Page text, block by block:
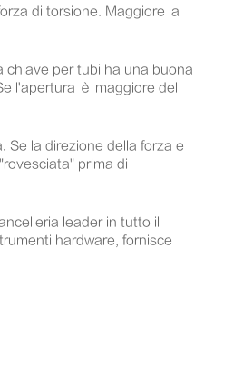
di torsione. Maggiore la
chiave per tubi ha una buona
l'apertura è maggiore del
Se la direzione della forza e
prima di
leader in tutto il
hardware, fornisce